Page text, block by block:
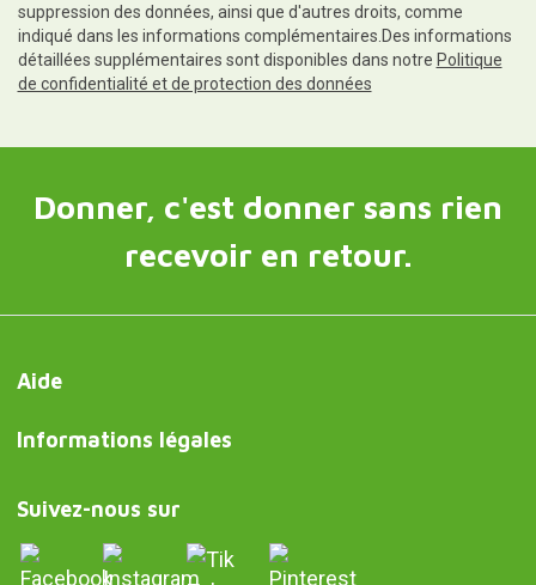
suppression des données, ainsi que d'autres droits, comme
indiqué dans les informations complémentaires.Des informations
détaillées supplémentaires sont disponibles dans notre Politique
de confidentialité et de protection des données
Donner, c'est donner sans rien
recevoir en retour.
Aide
Informations légales
Suivez-nous sur